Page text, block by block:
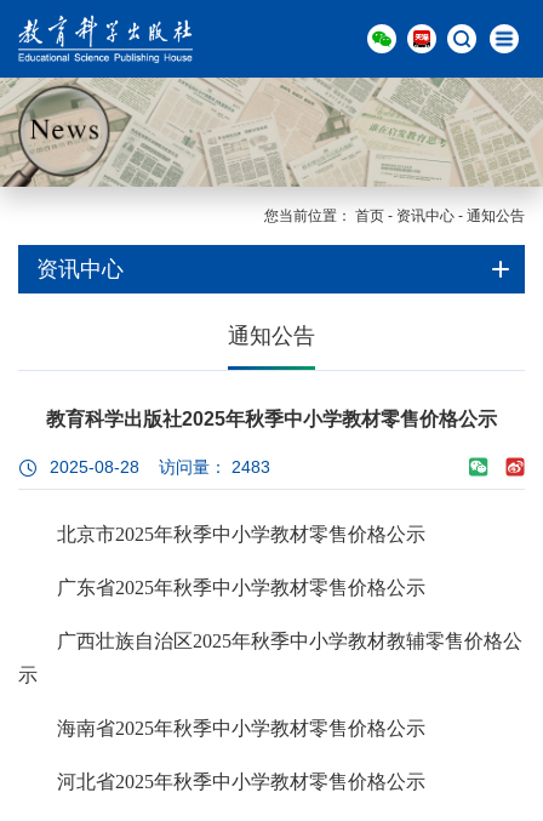
您当前位置： 首页 - 资讯中心 - 通知公告
资讯中心
通知公告
教育科学出版社2025年秋季中小学教材零售价格公示
2025-08-28 访问量： 2483
北京市2025年秋季中小学教材零售价格公示
广东省2025年秋季中小学教材零售价格公示
广西壮族自治区2025年秋季中小学教材教辅零售价格公
示
海南省2025年秋季中小学教材零售价格公示
河北省2025年秋季中小学教材零售价格公示